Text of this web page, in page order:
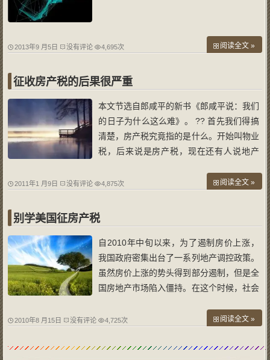
2013年9 月5日 没有评论 4,695次 阅读全文 »
征收房产税的后果很严重
本文节选自郎咸平的新书《郎咸平说：我们
的日子为什么这么难》。 ?? 首先我们得搞
清楚，房产税究竟指的是什么。开始叫物业
税，后来说是房产税，现在还有人说地产
家的土地自1982年的《宪法》修改以后，
法》的时候，仍然是承认农民拥有土地及相
关
2011年1 月9日 没有评论 4,875次 阅读全文 »
别学美国征房产税
自2010年中旬以来，为了遏制房价上涨，
我国政府密集出台了一系列地产调控政策。
虽然房价上涨的势头得到部分遏制，但是全
国房地产市场陷入僵持。在这个时候，社会
去几个月中，各种消息层出不穷，北京、上
出房产税征收草案的传闻。然而迄今为止
2010年8 月15日 没有评论 4,725次 阅读全文 »